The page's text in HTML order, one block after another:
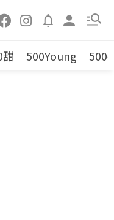
甜 500Young 500